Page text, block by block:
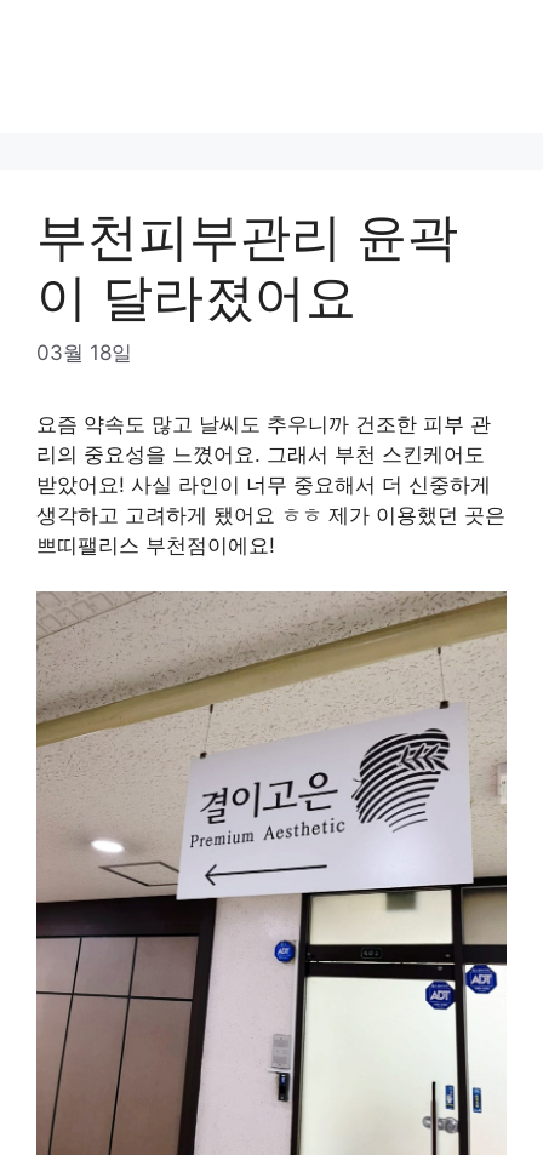
부천피부관리 윤곽
이 달라졌어요
03월 18일
요즘 약속도 많고 날씨도 추우니까 건조한 피부 관
리의 중요성을 느꼈어요. 그래서 부천 스킨케어도
받았어요! 사실 라인이 너무 중요해서 더 신중하게
생각하고 고려하게 됐어요 ㅎㅎ 제가 이용했던 곳은
쁘띠팰리스 부천점이에요!